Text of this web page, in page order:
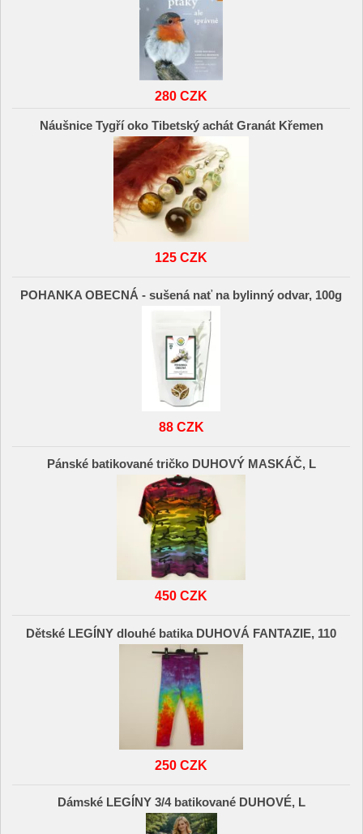
280 CZK
Náušnice Tygří oko Tibetský achát Granát Křemen
125 CZK
POHANKA OBECNÁ - sušená nať na bylinný odvar, 100g
88 CZK
Pánské batikované tričko DUHOVÝ MASKÁČ, L
450 CZK
Dětské LEGÍNY dlouhé batika DUHOVÁ FANTAZIE, 110
250 CZK
Dámské LEGÍNY 3/4 batikované DUHOVÉ, L